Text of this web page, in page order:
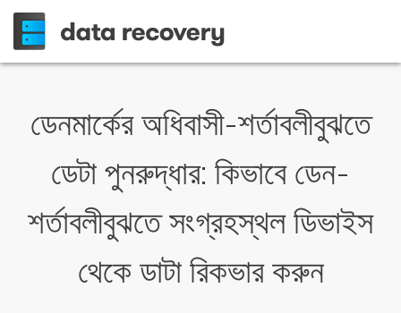
ডেনমার্কের অধিবাসী-শর্তাবলীবুঝতে
ডেটা পুনরুদ্ধার: কিভাবে ডেন-
শর্তাবলীবুঝতে সংগ্রহস্থল ডিভাইস
থেকে ডাটা রিকভার করুন